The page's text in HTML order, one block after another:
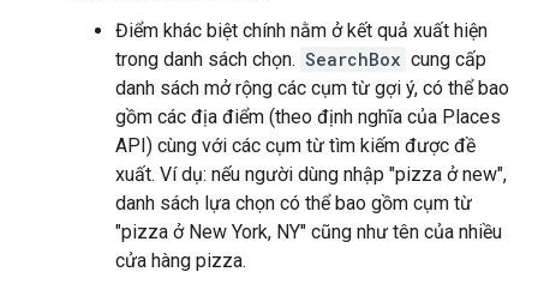
Điểm khác biệt chính nằm ở kết quả xuất hiện
trong danh sách chọn. SearchBox cung cấp
danh sách mở rộng các cụm từ gợi ý, có thể bao
gồm các địa điểm (theo định nghĩa của Places
API) cùng với các cụm từ tìm kiếm được đề
xuất. Ví dụ: nếu người dùng nhập "pizza ở new",
danh sách lựa chọn có thể bao gồm cụm từ
"pizza ở New York, NY" cũng như tên của nhiều
cửa hàng pizza.